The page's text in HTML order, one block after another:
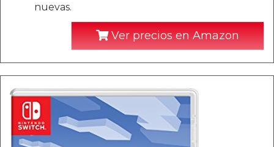
nuevas.
Ver precios en Amazon